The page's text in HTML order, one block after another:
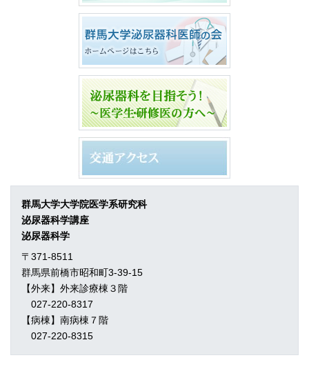
群馬大学大学院医学系研究科
泌尿器科学講座
泌尿器科学
〒371-8511
群馬県前橋市昭和町3-39-15
【外来】外来診療棟３階
027-220-8317
【病棟】南病棟７階
027-220-8315